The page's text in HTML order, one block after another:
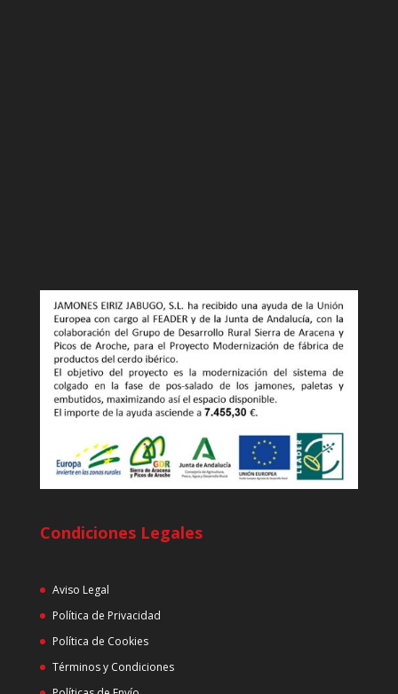
Condiciones Legales
Aviso Legal
Política de Privacidad
Política de Cookies
Términos y Condiciones